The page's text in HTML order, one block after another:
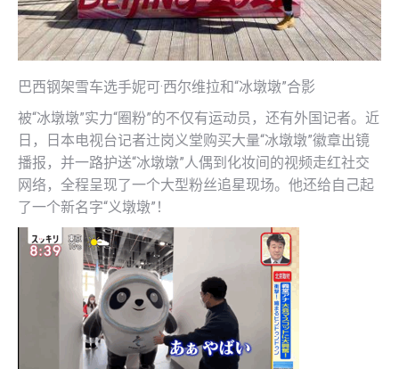
巴西钢架雪车选手妮可·西尔维拉和“冰墩墩”合影
被“冰墩墩”实力“圈粉”的不仅有运动员，还有外国记者。近
日，日本电视台记者辻岗义堂购买大量“冰墩墩”徽章出镜
播报，并一路护送“冰墩墩”人偶到化妆间的视频走红社交
网络，全程呈现了一个大型粉丝追星现场。他还给自己起
了一个新名字“义墩墩”！